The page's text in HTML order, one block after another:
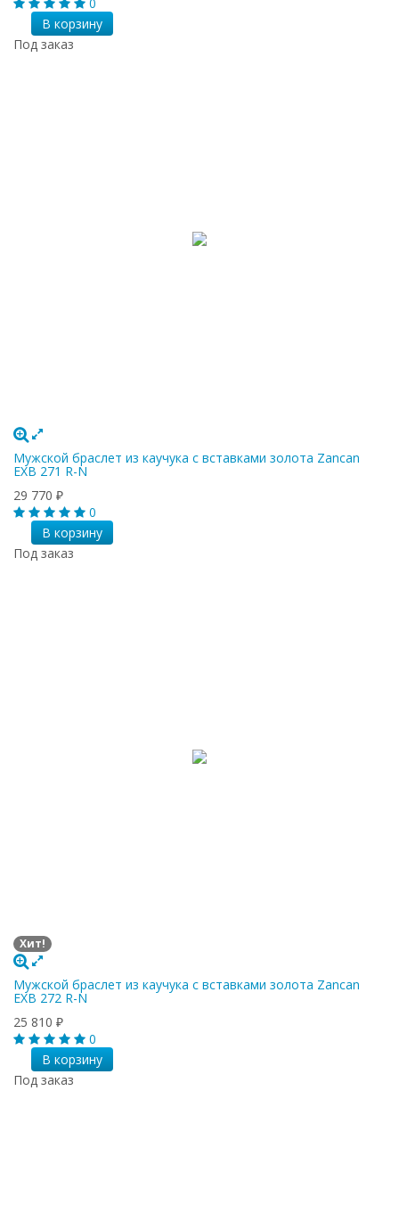
В корзину
Под заказ
Мужской браслет из каучука с вставками золота Zancan
EXB 271 R-N
29 770 ₽
0
В корзину
Под заказ
Хит!
Мужской браслет из каучука с вставками золота Zancan
EXB 272 R-N
25 810 ₽
0
В корзину
Под заказ